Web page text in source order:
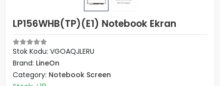
LP156WHB(TP)(E1) Notebook Ekran
Stok Kodu: VGOAQJLERU
Brand: LineOn
Category: Notebook Screen